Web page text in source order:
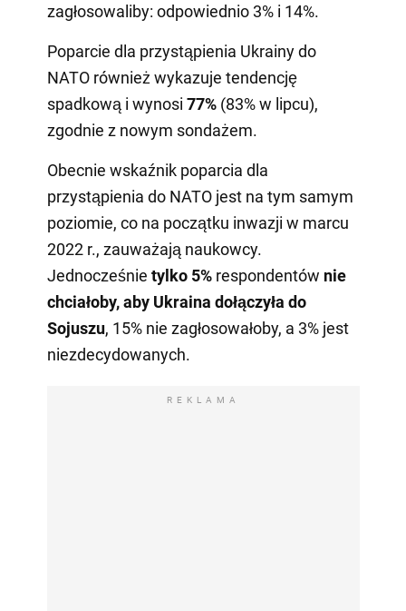
zagłosowaliby: odpowiednio 3% i 14%.
Poparcie dla przystąpienia Ukrainy do
NATO również wykazuje tendencję
spadkową i wynosi 77% (83% w lipcu),
zgodnie z nowym sondażem.
Obecnie wskaźnik poparcia dla
przystąpienia do NATO jest na tym samym
poziomie, co na początku inwazji w marcu
2022 r., zauważają naukowcy.
Jednocześnie tylko 5%respondentów nie
chciałoby, aby Ukraina dołączyła do
Sojuszu, 15% nie zagłosowałoby, a 3% jest
niezdecydowanych.
REKLAMA